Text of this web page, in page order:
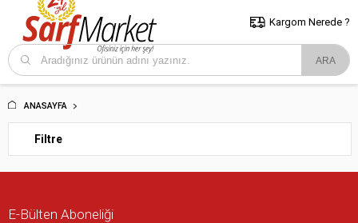
5000 TL ve Üzeri Alışverişlerde İstanbul İçi Kargo Bedava!
ve Trakya İçin Tıklayın..
Kargom Nerede ?
ANASAYFA
Filtre
E-Bülten Aboneliği